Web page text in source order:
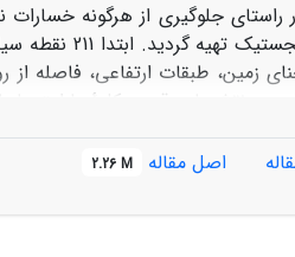
راستای جلوگیری از هرگونه
اصل مقاله 2.26 M